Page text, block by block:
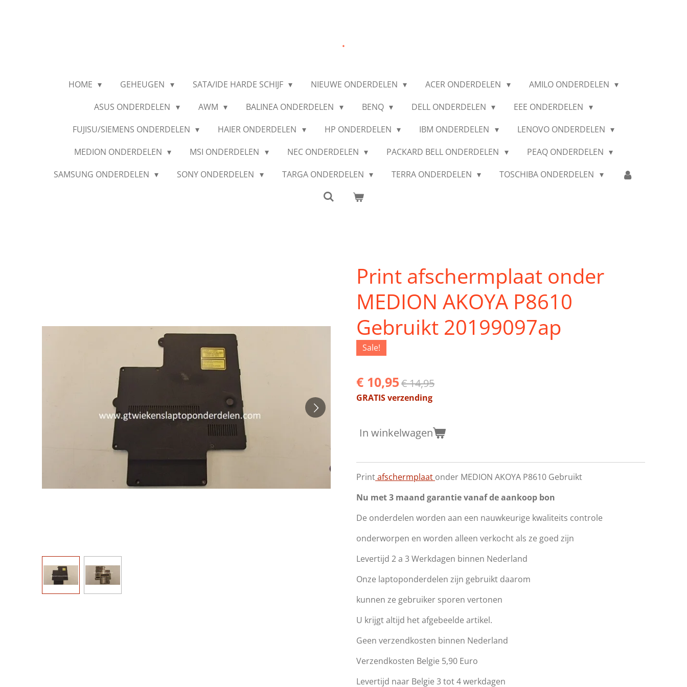
.
HOME GEHEUGEN SATA/IDE HARDE SCHIJF NIEUWE ONDERDELEN ACER ONDERDELEN
AMILO ONDERDELEN
ASUS ONDERDELEN
AWM BALINEA ONDERDELEN BENQ DELL ONDERDELEN
EEE ONDERDELEN
FUJISU/SIEMENS ONDERDELEN
HAIER ONDERDELEN HP ONDERDELEN IBM ONDERDELEN
LENOVO ONDERDELEN
MEDION ONDERDELEN
MSI ONDERDELEN NEC ONDERDELEN PACKARD BELL ONDERDELEN
PEAQ ONDERDELEN
SAMSUNG ONDERDELEN
SONY ONDERDELEN TARGA ONDERDELEN TERRA ONDERDELEN TOSCHIBA ONDERDELEN
Print afschermplaat onder
MEDION AKOYA P8610
Gebruikt 20199097ap
Sale!
€ 10,95€ 14,95
GRATIS verzending
In winkelwagen
Printafschermplaat onder MEDION AKOYA P8610 Gebruikt
Nu met 3 maand garantie vanaf de aankoop bon
De onderdelen worden aan een nauwkeurige kwaliteits controle
onderworpen en worden alleen verkocht als ze goed zijn
Levertijd 2 a 3 Werkdagen binnen Nederland
Onze laptoponderdelen zijn gebruikt daarom
kunnen ze gebruiker sporen vertonen
U krijgt altijd het afgebeelde artikel.
Geen verzendkosten binnen Nederland
Verzendkosten Belgie 5,90 Euro
Levertijd naar Belgie 3 tot 4 werkdagen